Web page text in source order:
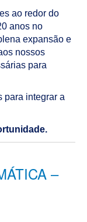
ao redor do
anos no
expansão e
nossos
para
para integrar a
–